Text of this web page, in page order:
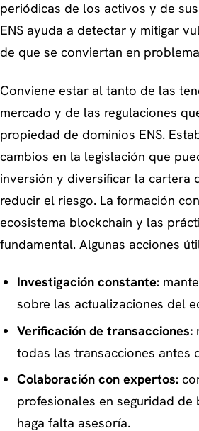
periódicas de los activos y de
ENS ayuda a detectar y mitigar
de que se conviertan en
Conviene estar al tanto de las
mercado y de las regulaciones
propiedad de dominios ENS.
cambios en la legislación que
inversión y diversificar la cartera
reducir el riesgo. La formación
ecosistema blockchain y las
fundamental. Algunas acciones
Investigación constante:
sobre las actualizaciones del
Verificación de transacciones:
todas las transacciones antes
Colaboración con expertos:
profesionales en seguridad de
haga falta asesoría.